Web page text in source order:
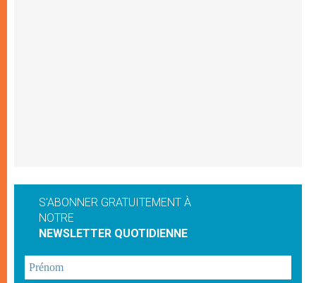
S'ABONNER GRATUITEMENT À
NOTRE
NEWSLETTER QUOTIDIENNE